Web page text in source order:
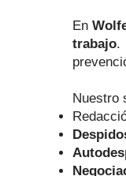
En
trabajo.
Nuestro